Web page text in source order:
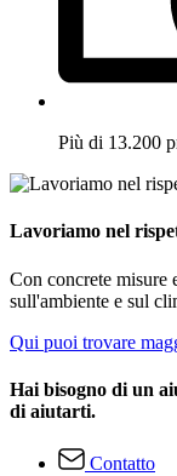
Più di 13.200
Lavoriamo nel
Con concrete misure
sull'ambiente e sul
Qui puoi trovare
Hai bisogno di un
di aiutarti.
Contatto